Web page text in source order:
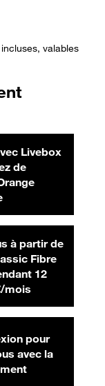
incluses, valables
Livebox
de
mois
à partir de
Fibre
€ par mois
12
mois42,99 € par
pour
avec la